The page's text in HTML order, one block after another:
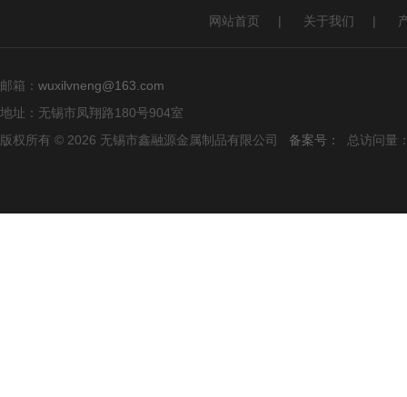
网站首页 | 关于我们 |
邮箱： wuxilvneng@163.com
地址：无锡市凤翔路180号904室
版权所有 © 2026 无锡市鑫融源金属制品有限公司 备案号： 总访问量